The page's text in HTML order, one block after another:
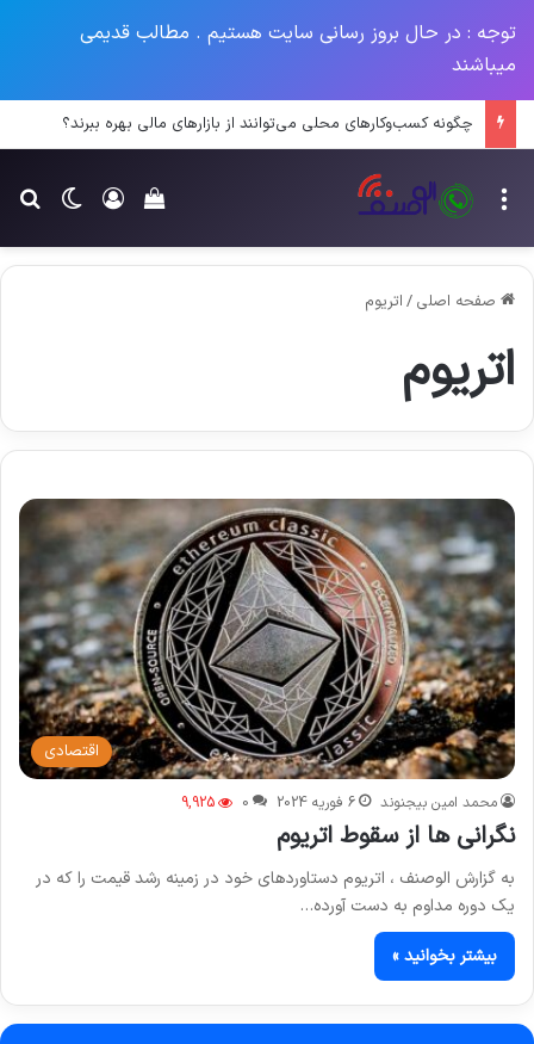
توجه : در حال بروز رسانی سایت هستیم . مطالب قدیمی
میباشند
چگونه کسب‌وکارهای محلی می‌توانند از بازارهای مالی بهره ببرند؟
تغییر ورود
سبد خرید خود منو
صفحه اصلی / اتریوم
اتریوم
اقتصادی
محمد امین بیجنوند 6 فوریه 2024 0
9,925
نگرانی ها از سقوط اتریوم
به گزارش الوصنف ، اتریوم دستاوردهای خود در زمینه رشد قیمت را که در
یک دوره مداوم به دست آورده…
بیشتر بخوانید »